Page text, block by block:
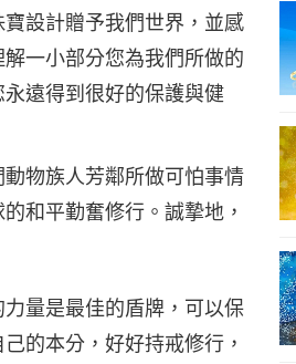
設計贈予我們世界，並感
一小部分您為我們所做的
遠得到很好的保護與健
物族人芳鄰所做可怕事情
和平勤奮修行。誠摯地，
量是最佳的盾牌，可以保
的本分，好好持戒修行，